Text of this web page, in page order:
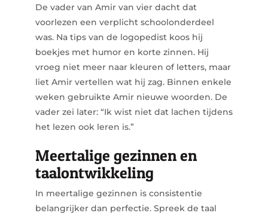
De vader van Amir van vier dacht dat
voorlezen een verplicht schoolonderdeel
was. Na tips van de logopedist koos hij
boekjes met humor en korte zinnen. Hij
vroeg niet meer naar kleuren of letters, maar
liet Amir vertellen wat hij zag. Binnen enkele
weken gebruikte Amir nieuwe woorden. De
vader zei later: “Ik wist niet dat lachen tijdens
het lezen ook leren is.”
Meertalige gezinnen en
taalontwikkeling
In meertalige gezinnen is consistentie
belangrijker dan perfectie. Spreek de taal